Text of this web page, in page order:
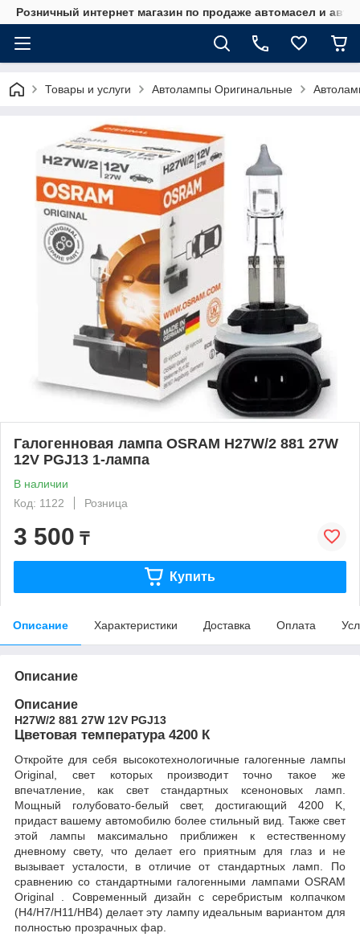
Розничный интернет магазин по продаже автомасел и
Товары и услуги Автолампы Оригинальные
Галогенновая лампа OSRAM H27W/2 881 27W
12V PGJ13 1-лампа
В наличии
Код: 1122
Розница
3 500 ₸
Купить
Описание Характеристики Доставка Оплата
Описание
Описание
H27W/2 881 27W 12V PGJ13
Цветовая температура 4200 К
Откройте для себя высокотехнологичные галогенные лампы
Original, свет которых производит точно такое же
впечатление, как свет стандартных ксеноновых ламп.
Мощный голубовато-белый свет, достигающий 4200 K,
придаст вашему автомобилю более стильный вид. Также свет
этой лампы максимально приближен к естественному
дневному свету, что делает его приятным для глаз и не
вызывает усталости, в отличие от стандартных ламп. По
сравнению со стандартными галогенными лампами OSRAM
Original . Современный дизайн с серебристым колпачком
(H4/H7/H11/HB4) делает эту лампу идеальным вариантом для
полностью прозрачных фар.